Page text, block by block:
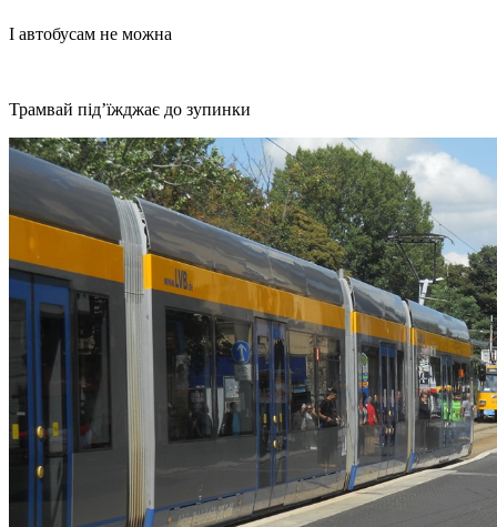
І автобусам не можна
Трамвай під’їжджає до зупинки